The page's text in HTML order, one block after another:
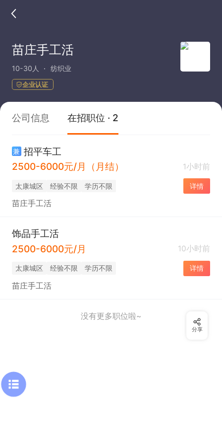
苗庄手工活
10-30人 纺织业
企业认证
公司信息 在招职位 · 2
兼 招平车工
2500-6000元/月（月结）
1小时前
太康城区 经验不限 学历不限 详情
苗庄手工活
饰品手工活
2500-6000元/月
10小时前
太康城区 经验不限 学历不限 详情
苗庄手工活
没有更多职位啦~
分享